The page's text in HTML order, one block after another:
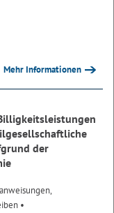
Mehr Informationen
der
•